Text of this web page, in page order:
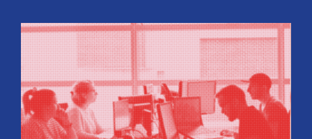
prijs van een huis en huurinkomsten met
tienduizenden euro’s opschroeven. Daar
wordt door energielabelaars en
vastgoedpartijen gretig op ingespeeld, blijkt
uit onderzoek van het FD. Tienduizenden
labels vallen op dubieuze wijze nét in een
groenere labelletter.